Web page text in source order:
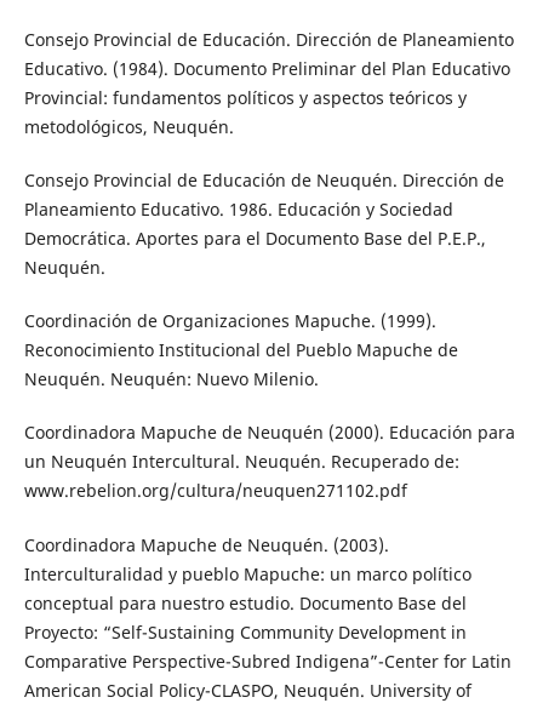
Consejo Provincial de Educación. Dirección de Planeamiento
Educativo. (1984). Documento Preliminar del Plan Educativo
Provincial: fundamentos políticos y aspectos teóricos y
metodológicos, Neuquén.
Consejo Provincial de Educación de Neuquén. Dirección de
Planeamiento Educativo. 1986. Educación y Sociedad
Democrática. Aportes para el Documento Base del P.E.P.,
Neuquén.
Coordinación de Organizaciones Mapuche. (1999).
Reconocimiento Institucional del Pueblo Mapuche de
Neuquén. Neuquén: Nuevo Milenio.
Coordinadora Mapuche de Neuquén (2000). Educación para
un Neuquén Intercultural. Neuquén. Recuperado de:
www.rebelion.org/cultura/neuquen271102.pdf
Coordinadora Mapuche de Neuquén. (2003).
Interculturalidad y pueblo Mapuche: un marco político
conceptual para nuestro estudio. Documento Base del
Proyecto: “Self-Sustaining Community Development in
Comparative Perspective-Subred Indigena”-Center for Latin
American Social Policy-CLASPO, Neuquén. University of